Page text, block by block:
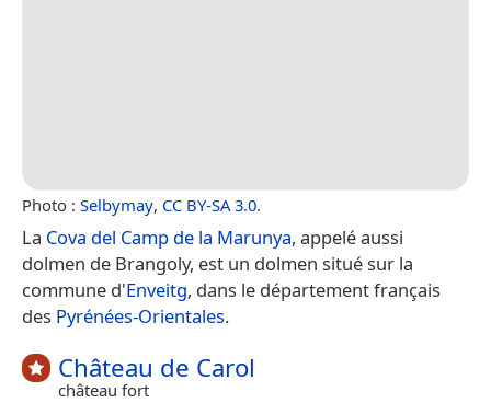
Photo : Selbymay, CC BY-SA 3.0.
La Cova del Camp de la Marunya, appelé aussi
dolmen de Brangoly, est un dolmen situé sur la
commune d'Enveitg, dans le département français
des Pyrénées-Orientales.
Château de Carol
château fort